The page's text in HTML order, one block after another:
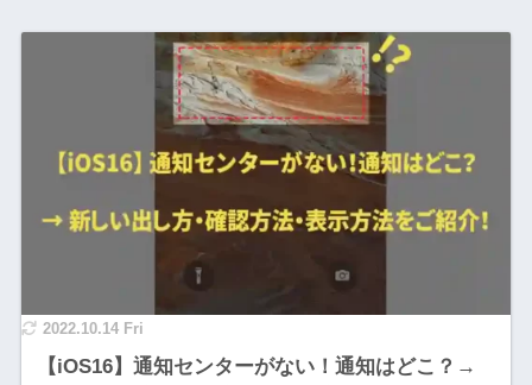
2022.10.14 Fri
【iOS16】通知センターがない！通知はどこ？→